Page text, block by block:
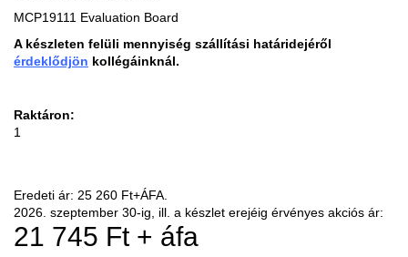
MCP19111 Evaluation Board
A készleten felüli mennyiség szállítási határidejéről
érdeklődjön kollégáinknál.
Raktáron:
1
Eredeti ár: 25 260 Ft+ÁFA.
2026. szeptember 30-ig, ill. a készlet erejéig érvényes akciós ár:
21 745 Ft + áfa